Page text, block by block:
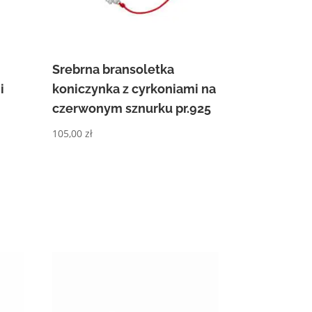
Srebrna bransoletka
koniczynka z cyrkoniami na
czerwonym sznurku pr.925
105,00zł